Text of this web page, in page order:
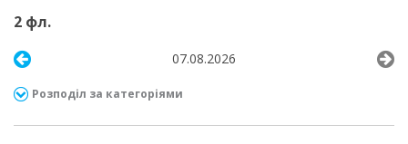
2 фл.
07.08.2026
Розподіл за категоріями